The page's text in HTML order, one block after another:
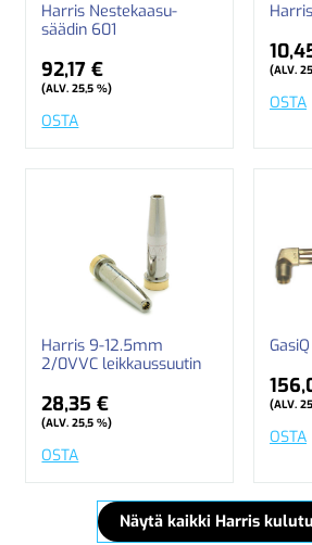
Harris Nestekaasu-
säädin 601
92,17 €
(ALV. 25,5 %)
OSTA
(ALV.
OSTA
Harris 9-12.5mm
2/0VVC leikkaussuutin
28,35 €
(ALV. 25,5 %)
OSTA
(ALV.
OSTA
Näytä kaikki Harris